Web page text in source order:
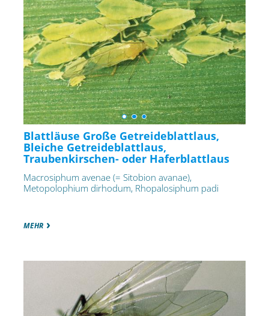
Blattläuse Große Getreideblattlaus,
Bleiche Getreideblattlaus,
Traubenkirschen- oder Haferblattlaus
Macrosiphum avenae (= Sitobion avanae),
Metopolophium dirhodum, Rhopalosiphum padi
MEHR